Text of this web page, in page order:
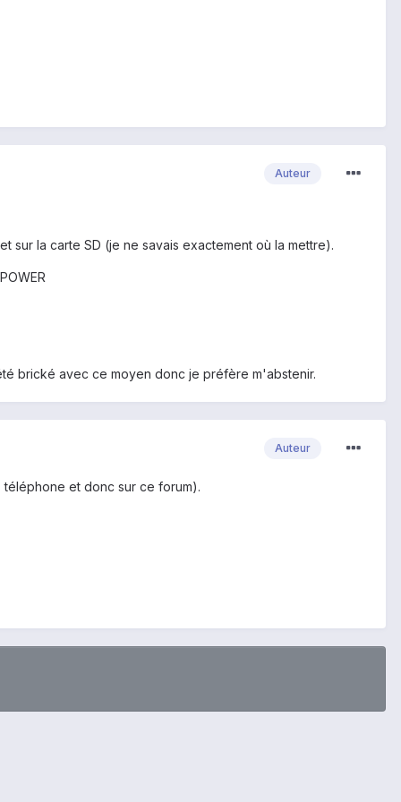
Auteur
sur la carte SD (je ne savais exactement où la mettre).
brické avec ce moyen donc je préfère m'abstenir.
Auteur
et donc sur ce forum).